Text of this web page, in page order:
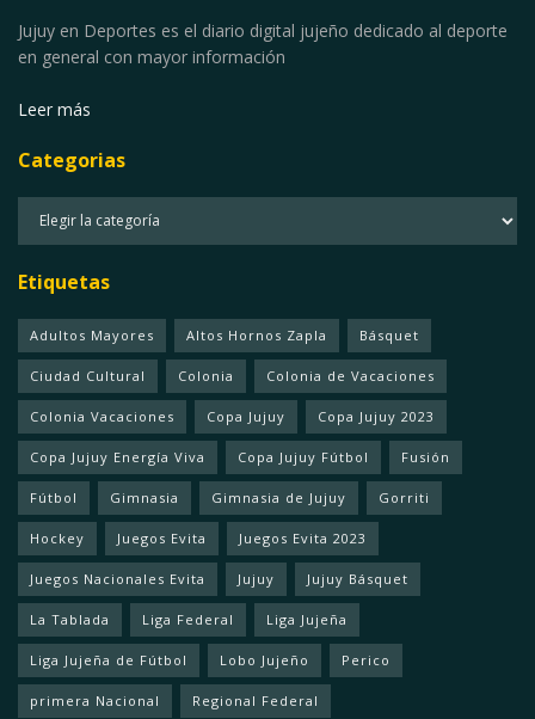
Jujuy en Deportes es el diario digital jujeño dedicado al deporte
en general con mayor información
Leer más
Categorias
Etiquetas
Adultos Mayores Altos Hornos Zapla Básquet
Ciudad Cultural Colonia Colonia de Vacaciones
Colonia Vacaciones Copa Jujuy Copa Jujuy 2023
Copa Jujuy Energía Viva Copa Jujuy Fútbol Fusión
Fútbol Gimnasia Gimnasia de Jujuy Gorriti
Hockey Juegos Evita Juegos Evita 2023
Juegos Nacionales Evita Jujuy Jujuy Básquet
La Tablada Liga Federal Liga Jujeña
Liga Jujeña de Fútbol Lobo Jujeño Perico
primera Nacional Regional Federal